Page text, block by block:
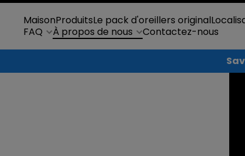
Ignorer et passer au contenu
MaisonProduitsLe pack d'oreillers original
FAQ
À propos de nous Contactez-nous